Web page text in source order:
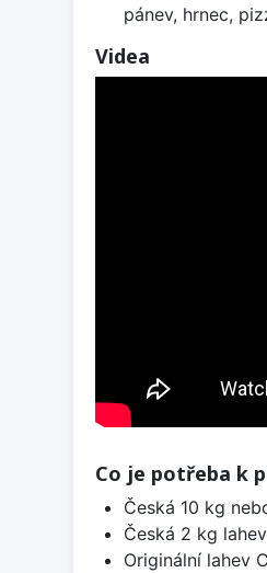
pánev, hrnec,
Videa
Co je potřeba k
Česká 10 kg
Česká 2 kg
Originální lahev